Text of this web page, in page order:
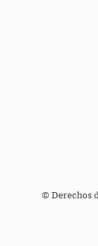
© Derechos